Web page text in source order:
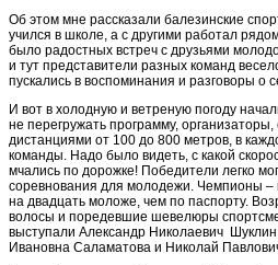
Об этом мне рассказали балезинские
учился в школе, а с другими работал
было радостных встреч с друзьями
и тут представители разных команд
пускались в воспоминания и разговоры о
И вот в холодную и ветреную погоду
не перегружать программу,
дистанциями от 100 до 800 метров, в
команды. Надо было видеть, с какой
мчались по дорожке! Победители легко
соревнования для молодежи. Чемпионы –
на двадцать моложе, чем по паспорту.
волосы и поредевшие шевелюры
выступали Александр Николаевич Шуклин
Ивановна Саламатова и Николай